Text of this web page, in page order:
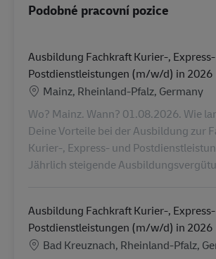
Podobné pracovní pozice
Ausbildung Fachkraft Kurier-,
Postdienstleistungen (m/w/d) in 2026
Location
Mainz, Rheinland-Pfalz, Germany
Wo? Mainz. Wann? 01.08.2026. Wie
Deine Vorteile bei der Ausbildung zur
Kurier-, Express- und
Jährlich steigende
Ausbildung Fachkraft Kurier-,
Postdienstleistungen (m/w/d) in 2026
Location
Bad Kreuznach, Rheinland-Pfalz,